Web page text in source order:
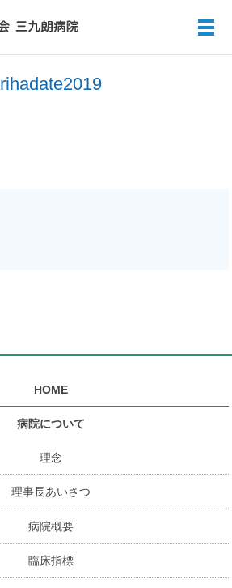
メ
rihadate2019
HOME
病院について
理念
理事長あいさつ
病院概要
臨床指標